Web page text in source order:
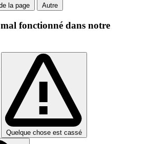
la page Autre
fonctionné dans notre
Quelque chose est cassé